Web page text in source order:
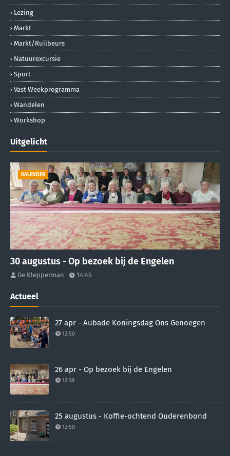
Lezing
Markt
Markt/ruilbeurs
Natuurexcursie
Sport
Vast Weekprogramma
Wandelen
Workshop
Uitgelicht
KALENDER
30 augustus - Op bezoek bij de Engelen
De Klepperman 14:45
Actueel
27 apr - Aubade Koningsdag Ons Genoegen
12:50
26 apr - Op bezoek bij de Engelen
12:38
25 augustus - Koffie-ochtend Ouderenbond
12:50